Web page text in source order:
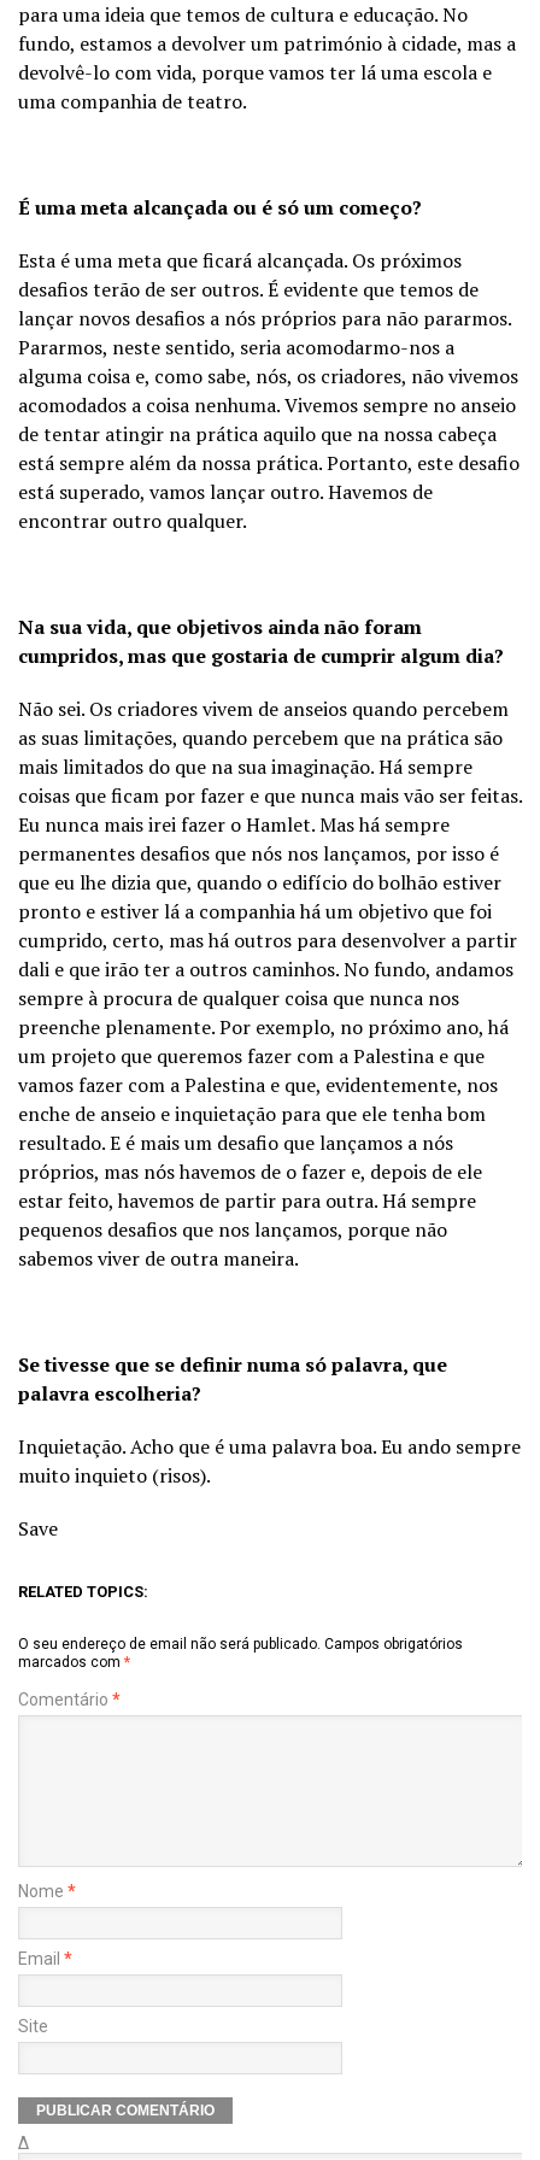
para uma ideia que temos de cultura e educação. No
fundo, estamos a devolver um património à cidade, mas a
devolvê-lo com vida, porque vamos ter lá uma escola e
uma companhia de teatro.
É uma meta alcançada ou é só um começo?
Esta é uma meta que ficará alcançada. Os próximos
desafios terão de ser outros. É evidente que temos de
lançar novos desafios a nós próprios para não pararmos.
Pararmos, neste sentido, seria acomodarmo-nos a
alguma coisa e, como sabe, nós, os criadores, não vivemos
acomodados a coisa nenhuma. Vivemos sempre no anseio
de tentar atingir na prática aquilo que na nossa cabeça
está sempre além da nossa prática. Portanto, este desafio
está superado, vamos lançar outro. Havemos de
encontrar outro qualquer.
Na sua vida, que objetivos ainda não foram
cumpridos, mas que gostaria de cumprir algum dia?
Não sei. Os criadores vivem de anseios quando percebem
as suas limitações, quando percebem que na prática são
mais limitados do que na sua imaginação. Há sempre
coisas que ficam por fazer e que nunca mais vão ser feitas.
Eu nunca mais irei fazer o Hamlet. Mas há sempre
permanentes desafios que nós nos lançamos, por isso é
que eu lhe dizia que, quando o edifício do bolhão estiver
pronto e estiver lá a companhia há um objetivo que foi
cumprido, certo, mas há outros para desenvolver a partir
dali e que irão ter a outros caminhos. No fundo, andamos
sempre à procura de qualquer coisa que nunca nos
preenche plenamente. Por exemplo, no próximo ano, há
um projeto que queremos fazer com a Palestina e que
vamos fazer com a Palestina e que, evidentemente, nos
enche de anseio e inquietação para que ele tenha bom
resultado. E é mais um desafio que lançamos a nós
próprios, mas nós havemos de o fazer e, depois de ele
estar feito, havemos de partir para outra. Há sempre
pequenos desafios que nos lançamos, porque não
sabemos viver de outra maneira.
Se tivesse que se definir numa só palavra, que
palavra escolheria?
Inquietação. Acho que é uma palavra boa. Eu ando sempre
muito inquieto (risos).
Save
RELATED TOPICS:
O seu endereço de email não será publicado. Campos obrigatórios
marcados com *
Comentário *
Nome *
Email *
Site
Δ